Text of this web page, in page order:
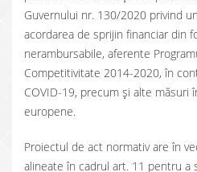
Guvernului nr. 130/2020 privind
acordarea de sprijin financiar din
nerambursabile, aferente
Competitivitate 2014-2020, în
COVID-19, precum şi alte măsuri
europene.
Proiectul de act normativ are în
alineate în cadrul art. 11 pentru a